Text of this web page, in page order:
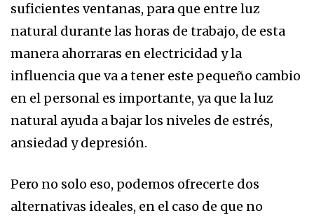
suficientes ventanas, para que entre luz
natural durante las horas de trabajo, de esta
manera ahorraras en electricidad y la
influencia que va a tener este pequeño cambio
en el personal es importante, ya que la luz
natural ayuda a bajar los niveles de estrés,
ansiedad y depresión.
Pero no solo eso, podemos ofrecerte dos
alternativas ideales, en el caso de que no